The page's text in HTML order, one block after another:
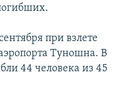
при взлете
Туношна. В
44 человека из 45